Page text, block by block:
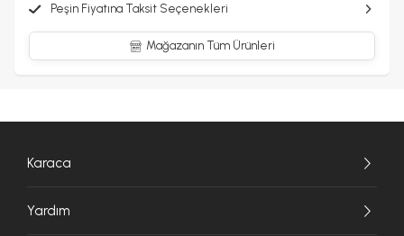
Peşin Fiyatına Taksit Seçenekleri
Mağazanın Tüm Ürünleri
Karaca
Yardım